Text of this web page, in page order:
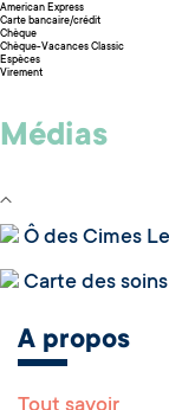
American Express
Carte bancaire/crédit
Chèque
Chèque-Vacances Classic
Espèces
Virement
Médias
Ô des Cimes
Carte des soins
A propos